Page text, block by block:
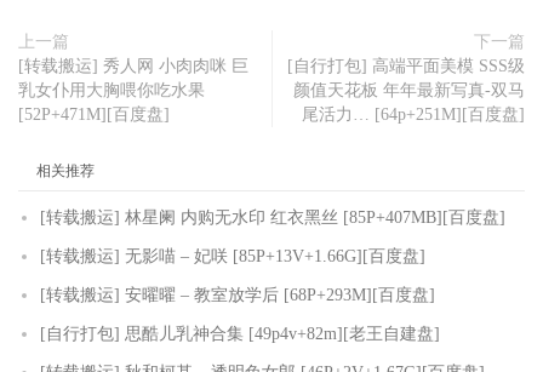
上一篇
[转载搬运] 秀人网 小肉肉咪 巨
乳女仆用大胸喂你吃水果
[52P+471M][百度盘]
下一篇
[自行打包] 高端平面美模 SSS级
颜值天花板 年年最新写真-双马
尾活力… [64p+251M][百度盘]
相关推荐
[转载搬运] 林星阑 内购无水印 红衣黑丝 [85P+407MB][百度盘]
[转载搬运] 无影喵 – 妃咲 [85P+13V+1.66G][百度盘]
[转载搬运] 安曜曜 – 教室放学后 [68P+293M][百度盘]
[自行打包] 思酷儿乳神合集 [49p4v+82m][老王自建盘]